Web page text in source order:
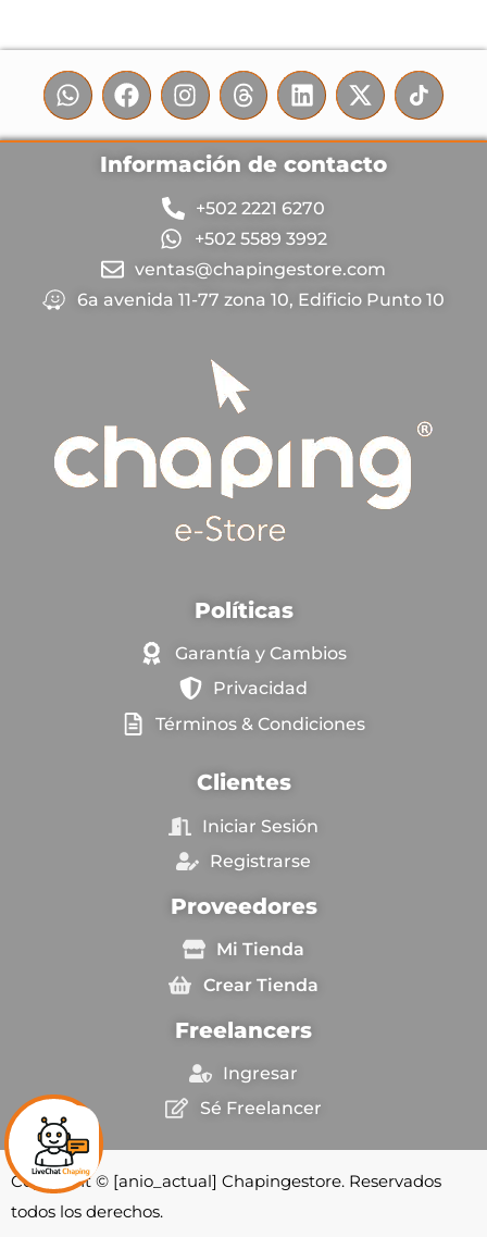
Información de contacto
+502 2221 6270
+502 5589 3992
ventas@chapingestore.com
6a avenida 11-77 zona 10, Edificio Punto 10
Políticas
Garantía y Cambios
Privacidad
Términos & Condiciones
Clientes
Iniciar Sesión
Registrarse
Proveedores
Mi Tienda
Crear Tienda
Freelancers
Ingresar
Sé Freelancer
Copyright © [anio_actual] Chapingestore. Reservados
todos los derechos.